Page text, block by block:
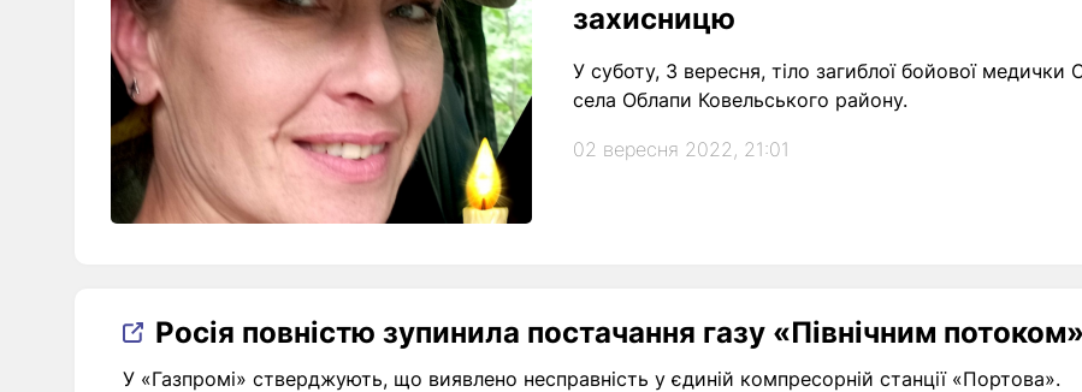
захисницю
У суботу, 3 вересня, тіло загиблої бойової
села Облапи Ковельського району.
02 вересня 2022, 21:01
Росія повністю зупинила постачання газу «Північним потоком»
У «Газпромі» стверджують, що виявлено несправність у єдиній компресорній станції «Портова».